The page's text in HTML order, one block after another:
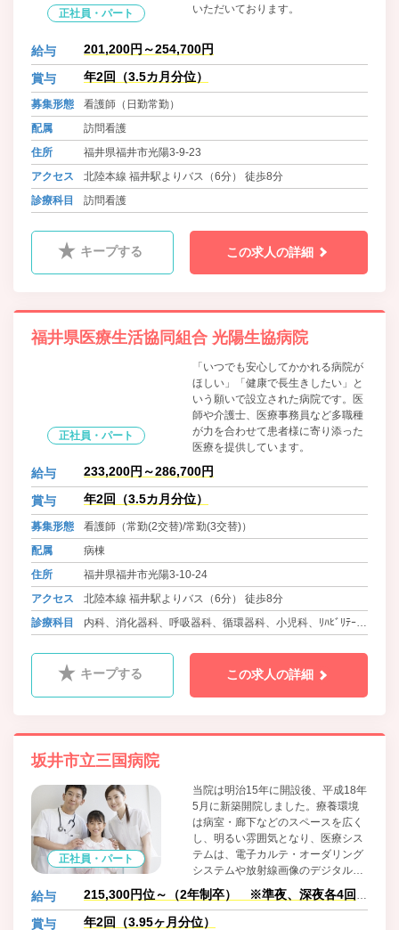
正社員・パート
いただいております。
給与 201,200円～254,700円
賞与 年2回（3.5カ月分位）
募集形態
看護師（日勤常勤）
配属
訪問看護
住所
福井県福井市光陽3-9-23
アクセス
北陸本線 福井駅よりバス（6分） 徒歩8分
診療科目
訪問看護
キープする この求人の詳細
福井県医療生活協同組合 光陽生協病院
正社員・パート
「いつでも安心してかかれる病院が
ほしい」「健康で長生きしたい」と
いう願いで設立された病院です。医
師や介護士、医療事務員など多職種
が力を合わせて患者様に寄り添った
医療を提供しています。
給与 233,200円～286,700円
賞与 年2回（3.5カ月分位）
募集形態
看護師（常勤(2交替)/常勤(3交替)）
配属
病棟
住所
福井県福井市光陽3-10-24
アクセス
北陸本線 福井駅よりバス（6分） 徒歩8分
診療科目
内科、消化器科、呼吸器科、循環器科、小児科、ﾘﾊﾋﾞﾘﾃｰｼｮ
キープする この求人の詳細
坂井市立三国病院
正社員・パート
当院は明治15年に開設後、平成18年
5月に新築開院しました。療養環境
は病室・廊下などのスペースを広く
し、明るい雰囲気となり、医療シス
テムは、電子カルテ・オーダリング
システムや放射線画像のデジタル化
などを含む“ＩＴ化”により、効率
化・迅速化を図りました。また、Ｃ
Ｔ、ＭＲ、内視鏡を含む高性能の診
給与
215,300円位～（2年制卒） ※準夜、深夜各4回
含む
賞与 年2回（3.95ヶ月分位）